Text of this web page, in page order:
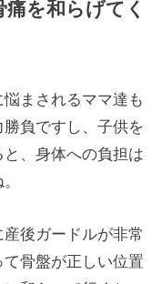
を和らげてく
まされるママ達も
負ですし、子供を
、身体への負担は
後ガードルが非常
骨盤が正しい位置